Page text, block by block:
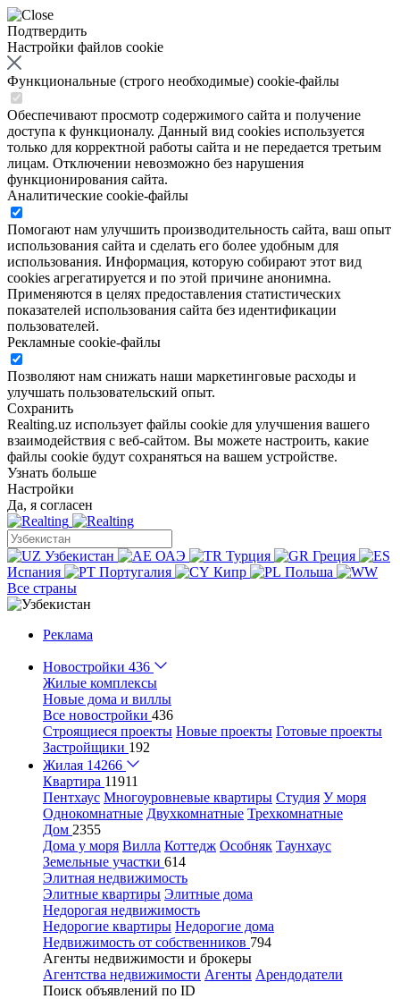
Подтвердить
Настройки файлов cookie
Функциональные (строго необходимые) cookie-файлы
Обеспечивают просмотр содержимого сайта и получение
доступа к функционалу. Данный вид cookies используется
только для корректной работы сайта и не передается третьим
лицам. Отключении невозможно без нарушения
функционирования сайта.
Аналитические cookie-файлы
Помогают нам улучшить производительность сайта, ваш опыт
использования сайта и сделать его более удобным для
использования. Информация, которую собирают этот вид
cookies агрегатируется и по этой причине анонимна.
Применяются в целях предоставления статистических
показателей использования сайта без идентификации
пользователей.
Рекламные cookie-файлы
Позволяют нам снижать наши маркетинговые расходы и
улучшать пользовательский опыт.
Сохранить
Realting.uz использует файлы cookie для улучшения вашего
взаимодействия с веб-сайтом. Вы можете настроить, какие
файлы cookie будут сохраняться на вашем устройстве.
Узнать больше
Настройки
Да, я согласен
Узбекистан ОАЭ Турция
Греция
Испания
Португалия Кипр
Польша
Все страны
Реклама
Новостройки 436
Жилые комплексы
Новые дома и виллы
Все новостройки 436
Строящиеся проекты Новые проекты Готовые проекты
Застройщики 192
Жилая 14266
Квартира 11911
Пентхаус Многоуровневые квартиры Студия У моря
Однокомнатные Двухкомнатные Трехкомнатные
Дом 2355
Дома у моря Вилла Коттедж Особняк Таунхаус
Земельные участки 614
Элитная недвижимость
Элитные квартиры Элитные дома
Недорогая недвижимость
Недорогие квартиры Недорогие дома
Недвижимость от собственников 794
Агенты недвижимости и брокеры
Агентства недвижимости Агенты Арендодатели
Поиск объявлений по ID